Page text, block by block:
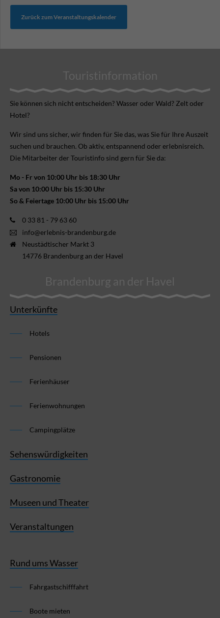
Zurück zum Veranstaltungskalender
Touristinformation
Sie können sich nicht ent­scheiden? Wasser oder Wald? Zelt oder
Hotel?
Wir sind uns sicher, wir finden für Sie das, was Sie für Ihre Aus­zeit
suchen und brauchen. Ob aktiv, ent­spannend oder erlebnis­reich.
Die Mitarbeiter der Touristinfo sind gern für Sie da:
Mo - Fr von 10:00 Uhr bis 18:30 Uhr
Sa von 10:00 Uhr bis 15:30 Uhr
So & Feiertage 10:00 Uhr bis 15:00 Uhr
0 33 81 - 79 63 60
info@erlebnis-brandenburg.de
Neustädtischer Markt 3
14776 Brandenburg an der Havel
Brandenburg an der Havel
Unterkünfte
Hotels
Pensionen
Ferienhäuser
Ferienwohnungen
Campingplätze
Sehenswürdigkeiten
Gastronomie
Museen und Theater
Veranstaltungen
Rund ums Wasser
Fahrgastschifffahrt
Boote mieten